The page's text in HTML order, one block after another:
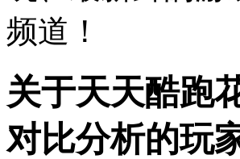
频道！
关于天天酷跑
对比分析的玩